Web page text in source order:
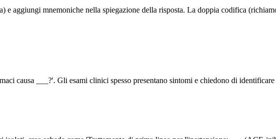
aggiungi mnemoniche nella spiegazione della risposta. La doppia codifica
causa ___?'. Gli esami clinici spesso presentano sintomi e chiedono di